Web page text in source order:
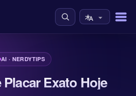
AI · NERDYTIPS
Exato Hoje